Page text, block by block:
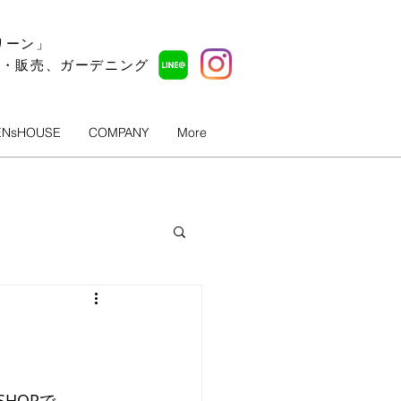
ン」
販売、ガーデニング
COMPANY More